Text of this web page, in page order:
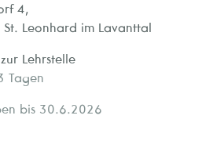
4,
Leonhard im Lavanttal
Lehrstelle
Tagen
bis 30.6.2026